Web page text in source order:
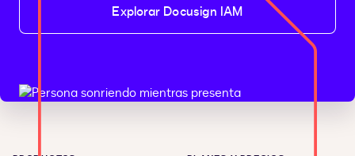
Explorar Docusign IAM